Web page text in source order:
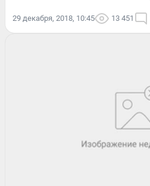
29 декабря, 2018, 10:45 13 451